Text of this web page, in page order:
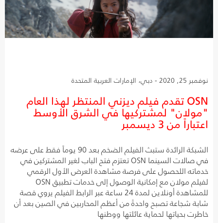
نوفمبر 25, 2020 - دبي، الإمارات العربية المتحدة
OSN تقدم فيلم ديزني المنتظر لهذا العام
"مولان" لمشتركيها في الشرق الأوسط
اعتباراً من 3 ديسمبر
الشبكة الرائدة ستبث الفيلم الضخم بعد 90 يوماً فقط على عرضه
في صالات السينما OSN تعتزم فتح الباب لغير المشتركين في
خدماته اللحصول على فرصة مشاهدة العرض الأول الرقمي
لفيلم مولان مع إمكانية الوصول إلى خدمات تطبيق OSN
للمشاهدة أونلاين لمدة 24 ساعة عبر الرابط الفيلم يروي قصة
شابة شجاعة تصبح واحدةً من أعظم المحاربين في الصين بعد أن
خاطرت بحياتها لحماية عائلتها ووطنها